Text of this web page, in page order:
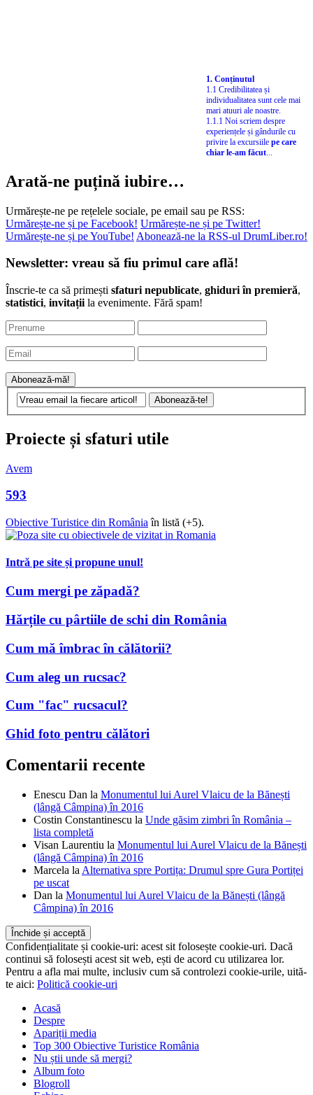
1. Conținutul
1.1 Credibilitatea și
individualitatea sunt cele mai
mari atuuri ale noastre.
1.1.1 Noi scriem despre
experiențele și gândurile cu
privire la excursiile pe care
chiar le-am făcut...
Arată-ne puțină iubire…
Urmărește-ne pe rețelele sociale, pe email sau pe RSS:
Urmărește-ne și pe Facebook! Urmărește-ne și pe Twitter!
Urmărește-ne și pe YouTube! Abonează-ne la RSS-ul DrumLiber.ro!
Newsletter: vreau să fiu primul care află!
Înscrie-te ca să primești sfaturi nepublicate, ghiduri în premieră,
statistici, invitații la evenimente. Fără spam!
Proiecte și sfaturi utile
Avem
593
Obiective Turistice din România în listă (+5).
Intră pe site și propune unul!
Cum mergi pe zăpadă?
Hărțile cu pârtiile de schi din România
Cum mă îmbrac în călătorii?
Cum aleg un rucsac?
Cum "fac" rucsacul?
Ghid foto pentru călători
Comentarii recente
Enescu Dan la Monumentul lui Aurel Vlaicu de la Bănești
(lângă Câmpina) în 2016
Costin Constantinescu la Unde găsim zimbri în România –
lista completă
Visan Laurentiu la Monumentul lui Aurel Vlaicu de la Bănești
(lângă Câmpina) în 2016
Marcela la Alternativa spre Portița: Drumul spre Gura Portiței
pe uscat
Dan la Monumentul lui Aurel Vlaicu de la Bănești (lângă
Câmpina) în 2016
Confidențialitate și cookie-uri: acest sit folosește cookie-uri. Dacă
continui să folosești acest sit web, ești de acord cu utilizarea lor.
Pentru a afla mai multe, inclusiv cum să controlezi cookie-urile, uită-
te aici: Politică cookie-uri
Acasă
Despre
Apariții media
Top 300 Obiective Turistice România
Nu știi unde să mergi?
Album foto
Blogroll